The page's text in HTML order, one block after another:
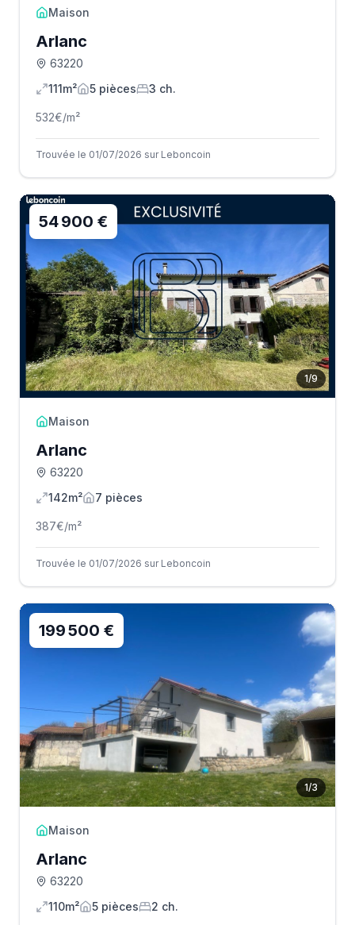
Maison
Arlanc
63220
111m²
5 pièces 3 ch.
532€/m²
Trouvée le 01/07/2026 sur Leboncoin
1/9
54 900 €
Maison
Arlanc
63220
142m²
7 pièces
387€/m²
Trouvée le 01/07/2026 sur Leboncoin
1/3
199 500 €
Maison
Arlanc
63220
110m²
5 pièces 2 ch.